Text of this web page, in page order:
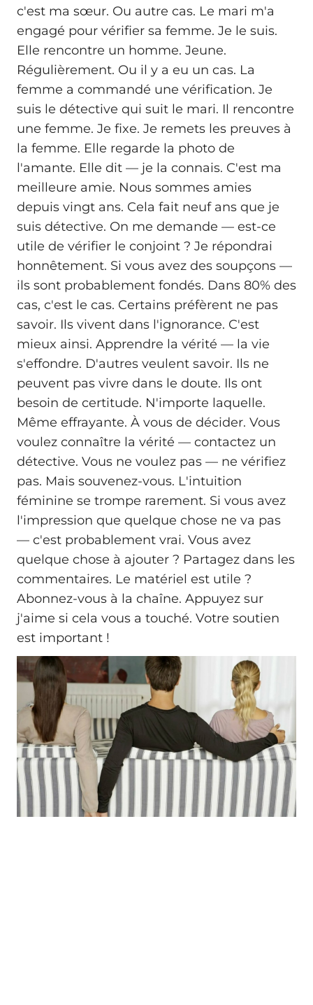
c'est ma sœur. Ou autre cas. Le mari m'a
engagé pour vérifier sa femme. Je le suis.
Elle rencontre un homme. Jeune.
Régulièrement. Ou il y a eu un cas. La
femme a commandé une vérification. Je
suis le détective qui suit le mari. Il rencontre
une femme. Je fixe. Je remets les preuves à
la femme. Elle regarde la photo de
l'amante. Elle dit — je la connais. C'est ma
meilleure amie. Nous sommes amies
depuis vingt ans. Cela fait neuf ans que je
suis détective. On me demande — est-ce
utile de vérifier le conjoint ? Je répondrai
honnêtement. Si vous avez des soupçons —
ils sont probablement fondés. Dans 80% des
cas, c'est le cas. Certains préfèrent ne pas
savoir. Ils vivent dans l'ignorance. C'est
mieux ainsi. Apprendre la vérité — la vie
s'effondre. D'autres veulent savoir. Ils ne
peuvent pas vivre dans le doute. Ils ont
besoin de certitude. N'importe laquelle.
Même effrayante. À vous de décider. Vous
voulez connaître la vérité — contactez un
détective. Vous ne voulez pas — ne vérifiez
pas. Mais souvenez-vous. L'intuition
féminine se trompe rarement. Si vous avez
l'impression que quelque chose ne va pas
— c'est probablement vrai. Vous avez
quelque chose à ajouter ? Partagez dans les
commentaires. Le matériel est utile ?
Abonnez-vous à la chaîne. Appuyez sur
j'aime si cela vous a touché. Votre soutien
est important !